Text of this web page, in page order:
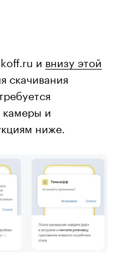
и внизу этой
скачивания
и
ниже.